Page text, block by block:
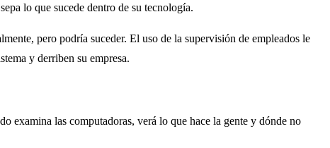
lo que sucede dentro de su tecnología.
pero podría suceder. El uso de la supervisión de empleados le
y derriben su empresa.
examina las computadoras, verá lo que hace la gente y dónde no